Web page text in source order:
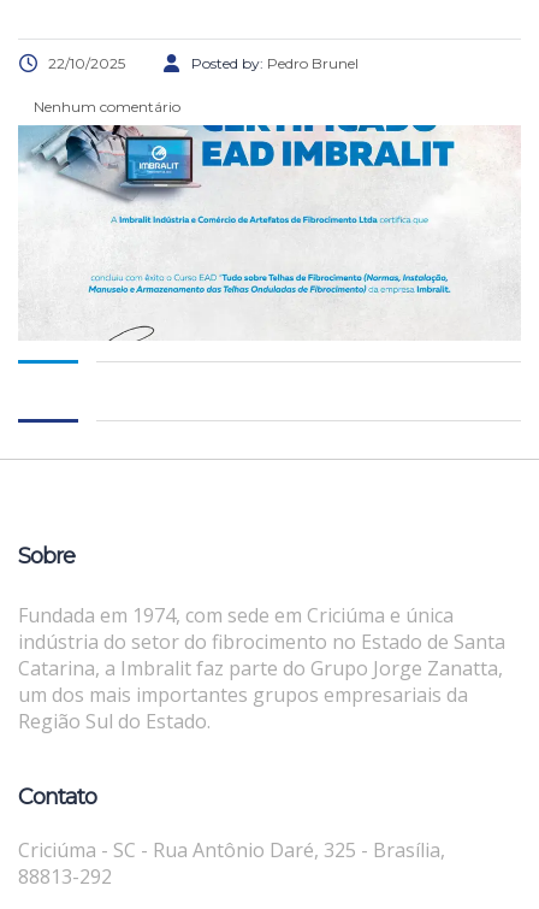
22/10/2025 Posted by: Pedro Brunel
Nenhum comentário
Sobre
Fundada em 1974, com sede em Criciúma e única
indústria do setor do fibrocimento no Estado de Santa
Catarina, a Imbralit faz parte do Grupo Jorge Zanatta,
um dos mais importantes grupos empresariais da
Região Sul do Estado.
Contato
Criciúma - SC - Rua Antônio Daré, 325 - Brasília,
88813-292